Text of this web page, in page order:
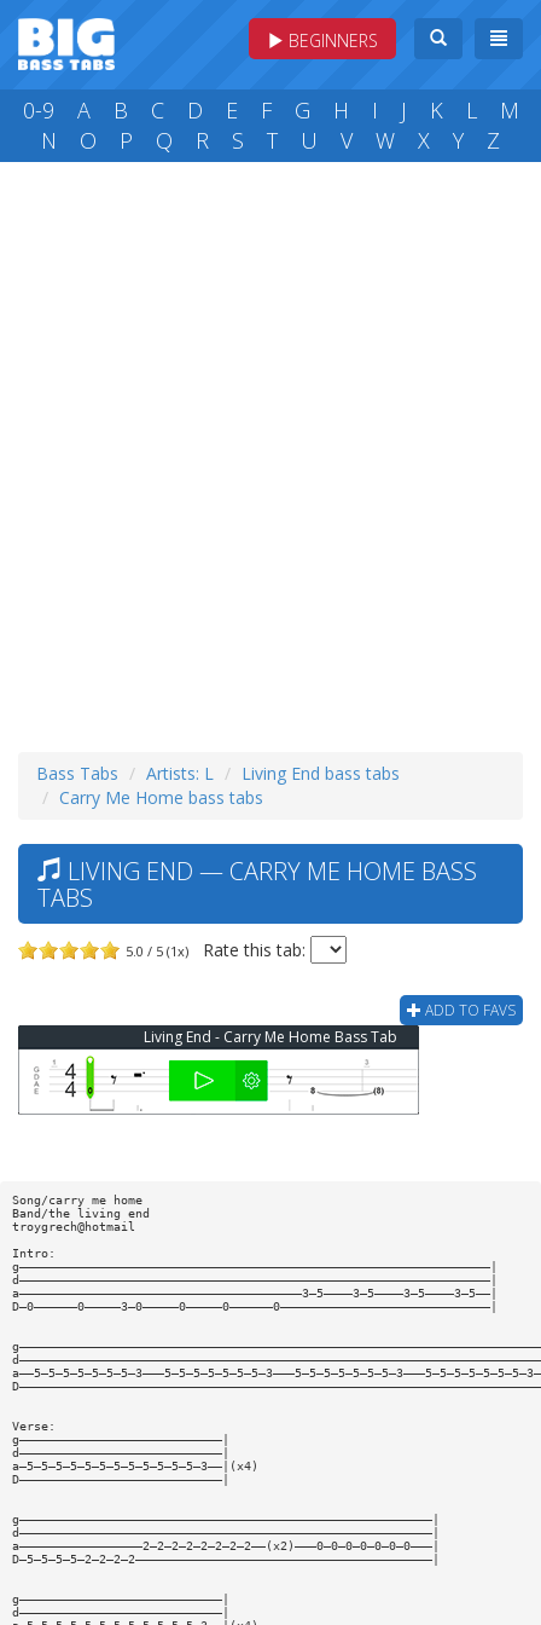
BEGINNERS
0-9 A B C D E F G H I J K L
M
N
O P Q R S T U V W X Y Z
Bass Tabs Artists: L
Living End bass tabs
Carry Me Home bass tabs
LIVING END — CARRY ME HOME BASS
TABS
5.0 / 5 (1x) Rate this tab:
ADD TO FAVS
Living End - Carry Me Home Bass Tab
Song/carry me home
Band/the living end
troygrech@hotmail
Intro:
g—————————————————————————————————————————————————————————————————|
d—————————————————————————————————————————————————————————————————|
a———————————————————————————————————————3—5————3—5————3—5————3—5——|
D—0——————0—————3—0—————0—————0——————0—————————————————————————————|
Verse:
g————————————————————————————|
d————————————————————————————|
a—5—5—5—5—5—5—5—5—5—5—5—5—3——|(x4)
D————————————————————————————|
g—————————————————————————————————————————————————————————|
d—————————————————————————————————————————————————————————|
a—————————————————2—2—2—2—2—2—2—2——(x2)———0—0—0—0—0—0—0———|
D—5—5—5—5—2—2—2—2—————————————————————————————————————————|
g————————————————————————————|
d————————————————————————————|